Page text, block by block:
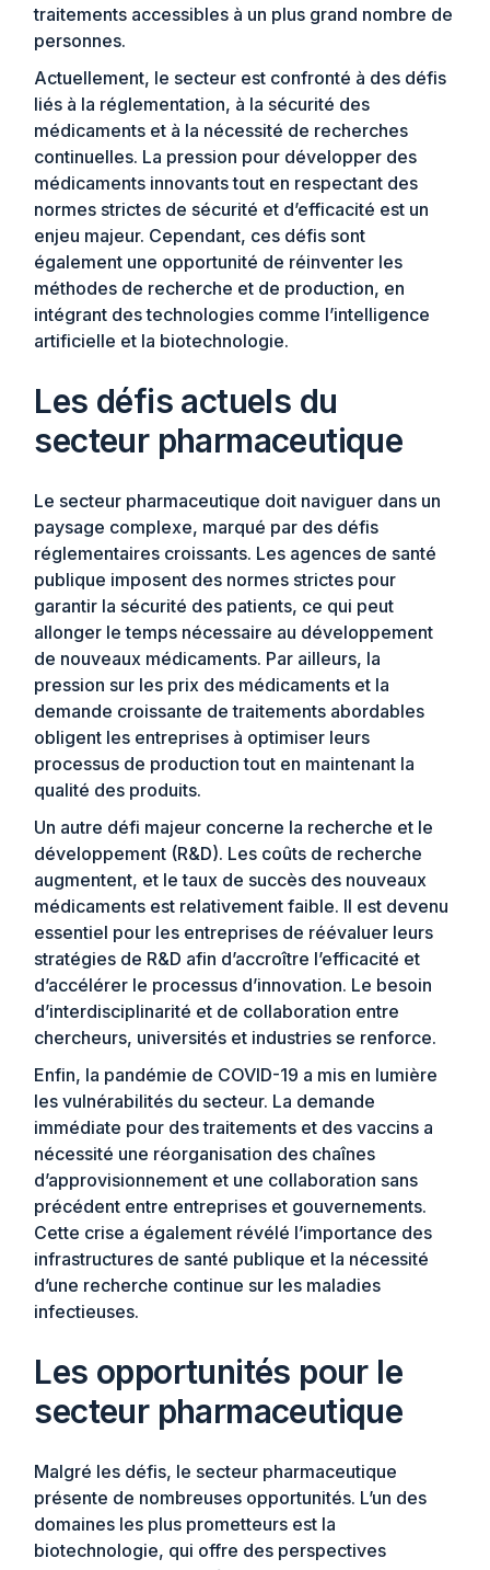
traitements accessibles à un plus grand nombre de
personnes.
Actuellement, le secteur est confronté à des défis
liés à la réglementation, à la sécurité des
médicaments et à la nécessité de recherches
continuelles. La pression pour développer des
médicaments innovants tout en respectant des
normes strictes de sécurité et d’efficacité est un
enjeu majeur. Cependant, ces défis sont
également une opportunité de réinventer les
méthodes de recherche et de production, en
intégrant des technologies comme l’intelligence
artificielle et la biotechnologie.
Les défis actuels du
secteur pharmaceutique
Le secteur pharmaceutique doit naviguer dans un
paysage complexe, marqué par des défis
réglementaires croissants. Les agences de santé
publique imposent des normes strictes pour
garantir la sécurité des patients, ce qui peut
allonger le temps nécessaire au développement
de nouveaux médicaments. Par ailleurs, la
pression sur les prix des médicaments et la
demande croissante de traitements abordables
obligent les entreprises à optimiser leurs
processus de production tout en maintenant la
qualité des produits.
Un autre défi majeur concerne la recherche et le
développement (R&D). Les coûts de recherche
augmentent, et le taux de succès des nouveaux
médicaments est relativement faible. Il est devenu
essentiel pour les entreprises de réévaluer leurs
stratégies de R&D afin d’accroître l’efficacité et
d’accélérer le processus d’innovation. Le besoin
d’interdisciplinarité et de collaboration entre
chercheurs, universités et industries se renforce.
Enfin, la pandémie de COVID-19 a mis en lumière
les vulnérabilités du secteur. La demande
immédiate pour des traitements et des vaccins a
nécessité une réorganisation des chaînes
d’approvisionnement et une collaboration sans
précédent entre entreprises et gouvernements.
Cette crise a également révélé l’importance des
infrastructures de santé publique et la nécessité
d’une recherche continue sur les maladies
infectieuses.
Les opportunités pour le
secteur pharmaceutique
Malgré les défis, le secteur pharmaceutique
présente de nombreuses opportunités. L’un des
domaines les plus prometteurs est la
biotechnologie, qui offre des perspectives